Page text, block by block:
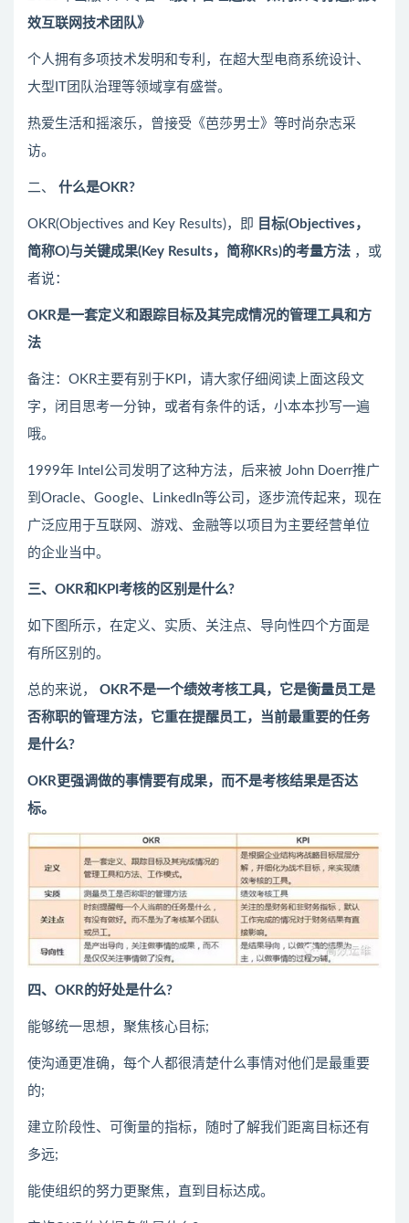
效互联网技术团队》
个人拥有多项技术发明和专利，在超大型电商系统设计、
大型IT团队治理等领域享有盛誉。
热爱生活和摇滚乐，曾接受《芭莎男士》等时尚杂志采
访。
二、 什么是OKR?
OKR(Objectives and Key Results)，即 目标(Objectives，
简称O)与关键成果(Key Results，简称KRs)的考量方法 ，或
者说：
OKR是一套定义和跟踪目标及其完成情况的管理工具和方
法
备注：OKR主要有别于KPI，请大家仔细阅读上面这段文
字，闭目思考一分钟，或者有条件的话，小本本抄写一遍
哦。
1999年 Intel公司发明了这种方法，后来被 John Doerr推广
到Oracle、Google、LinkedIn等公司，逐步流传起来，现在
广泛应用于互联网、游戏、金融等以项目为主要经营单位
的企业当中。
三、OKR和KPI考核的区别是什么?
如下图所示，在定义、实质、关注点、导向性四个方面是
有所区别的。
总的来说，
OKR不是一个绩效考核工具，它是衡量员工是
否称职的管理方法，它重在提醒员工，当前最重要的任务
是什么?
OKR更强调做的事情要有成果，而不是考核结果是否达
标。
四、OKR的好处是什么?
能够统一思想，聚焦核心目标;
使沟通更准确，每个人都很清楚什么事情对他们是最重要
的;
建立阶段性、可衡量的指标，随时了解我们距离目标还有
多远;
能使组织的努力更聚焦，直到目标达成。